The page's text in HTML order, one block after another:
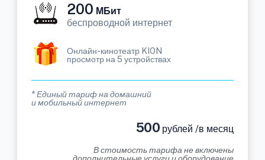
200 МБит
беспроводной интернет
Онлайн-кинотеатр KION
просмотр на 5 устройствах
* Единый тариф на домашний
и мобильный интернет
500 рублей /в месяц
В стоимость тарифа не включены